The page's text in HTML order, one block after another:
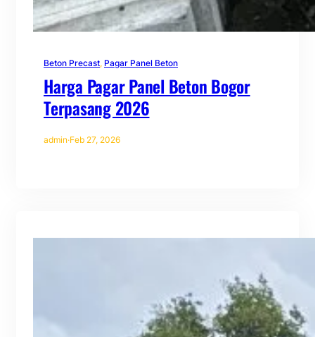
Beton Precast, Pagar Panel Beton
Harga Pagar Panel Beton Bogor
Terpasang 2026
admin·Feb 27, 2026